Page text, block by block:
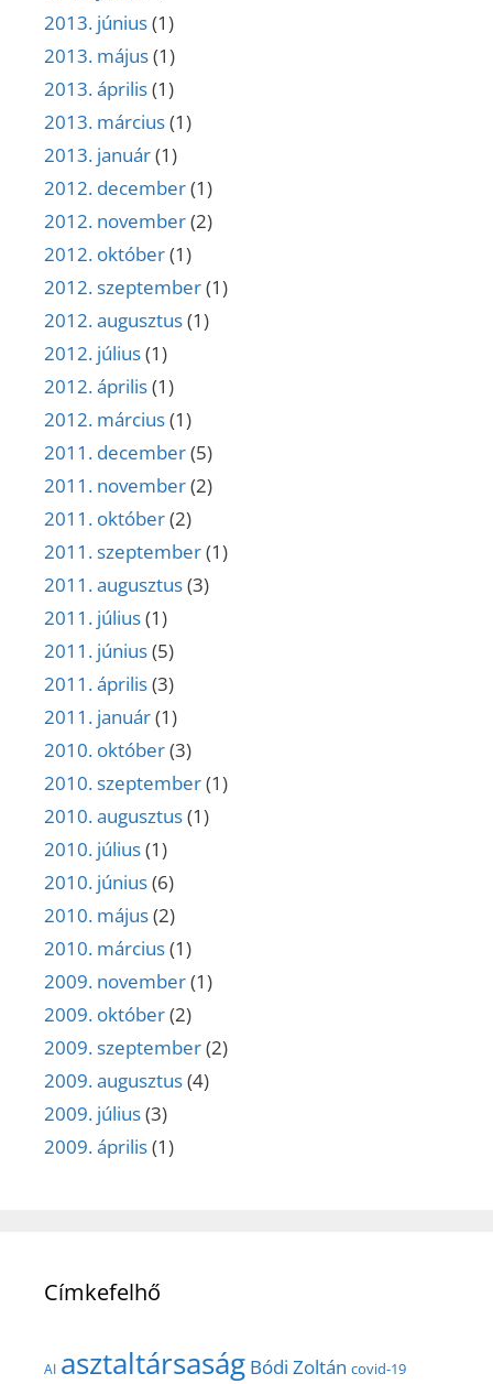
2013. június(1)
2013. május(1)
2013. április(1)
2013. március(1)
2013. január(1)
2012. december(1)
2012. november(2)
2012. október(1)
2012. szeptember(1)
2012. augusztus(1)
2012. július(1)
2012. április(1)
2012. március(1)
2011. december(5)
2011. november(2)
2011. október(2)
2011. szeptember(1)
2011. augusztus(3)
2011. július(1)
2011. június(5)
2011. április(3)
2011. január(1)
2010. október(3)
2010. szeptember(1)
2010. augusztus(1)
2010. július(1)
2010. június(6)
2010. május(2)
2010. március(1)
2009. november(1)
2009. október(2)
2009. szeptember(2)
2009. augusztus(4)
2009. július(3)
2009. április(1)
Címkefelhő
AI asztaltársaság Bódi Zoltán covid-19